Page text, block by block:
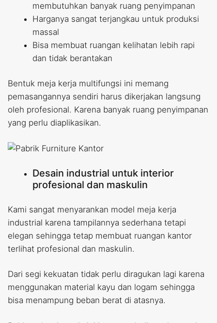
membutuhkan banyak ruang penyimpanan
Harganya sangat terjangkau untuk produksi
massal
Bisa membuat ruangan kelihatan lebih rapi
dan tidak berantakan
Bentuk meja kerja multifungsi ini memang
pemasangannya sendiri harus dikerjakan langsung
oleh profesional. Karena banyak ruang penyimpanan
yang perlu diaplikasikan.
Desain industrial untuk interior
profesional dan maskulin
Kami sangat menyarankan model meja kerja
industrial karena tampilannya sederhana tetapi
elegan sehingga tetap membuat ruangan kantor
terlihat profesional dan maskulin.
Dari segi kekuatan tidak perlu diragukan lagi karena
menggunakan material kayu dan logam sehingga
bisa menampung beban berat di atasnya.